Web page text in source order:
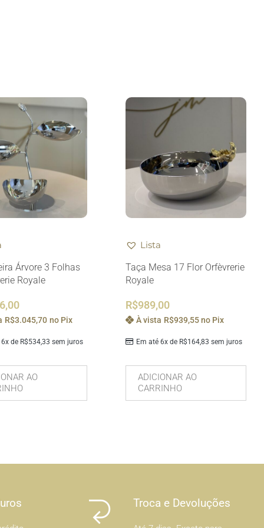
Árvore 3 Folhas
Royale
de R$534,33 sem juros
R$3.045,70 no Pix
AO
Lista
Taça Mesa 17 Flor Orfèvrerie
Royale
R$989,00
Em até 6x de R$164,83 sem juros
À vista R$939,55 no Pix
ADICIONAR AO
CARRINHO
Troca e Devoluções